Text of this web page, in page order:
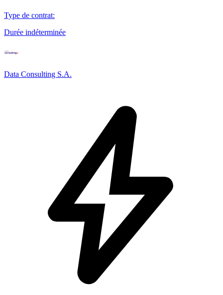
Type de contrat:
Durée indéterminée
Data Consulting S.A.